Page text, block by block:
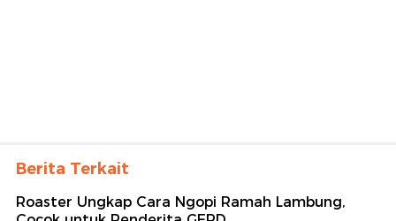
Berita Terkait
Roaster Ungkap Cara Ngopi Ramah Lambung,